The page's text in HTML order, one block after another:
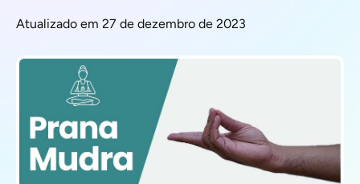
Atualizado em 27 de dezembro de 2023